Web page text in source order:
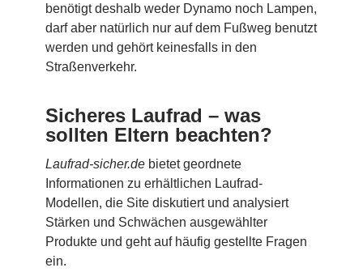
benötigt deshalb weder Dynamo noch Lampen,
darf aber natürlich nur auf dem Fußweg benutzt
werden und gehört keinesfalls in den
Straßenverkehr.
Sicheres Laufrad – was
sollten Eltern beachten?
Laufrad-sicher.de bietet geordnete
Informationen zu erhältlichen Laufrad-
Modellen, die Site diskutiert und analysiert
Stärken und Schwächen ausgewählter
Produkte und geht auf häufig gestellte Fragen
ein.